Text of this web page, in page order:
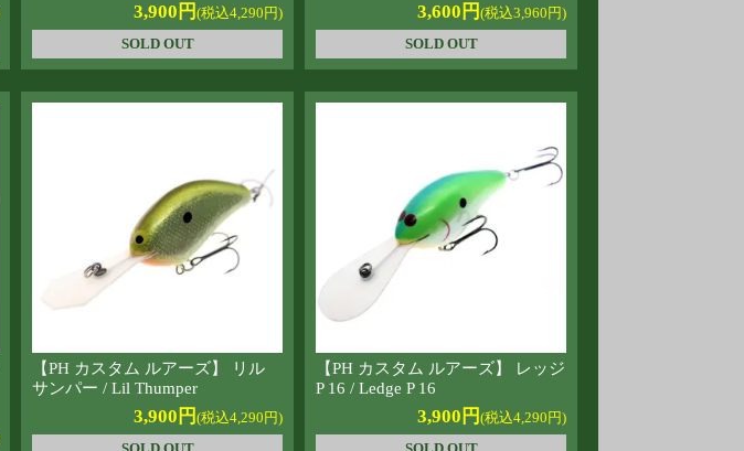
3,900円 (税込4,290円)
SOLD OUT
3,600円 (税込3,960円)
SOLD OUT
【PH カスタム ルアーズ】 リル
サンパー / Lil Thumper
3,900円 (税込4,290円)
【PH カスタム ルアーズ】 レッジ
P 16 / Ledge P 16
3,900円 (税込4,290円)